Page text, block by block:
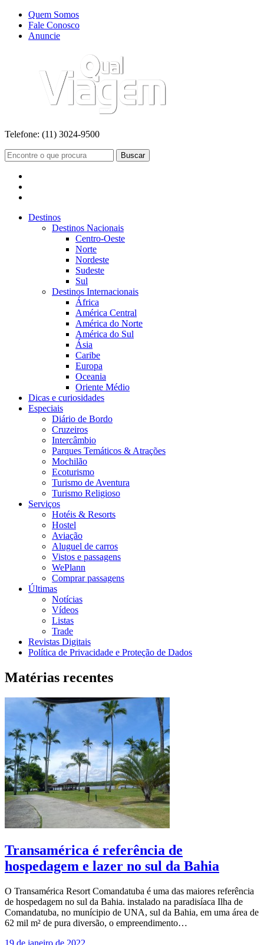
Quem Somos
Fale Conosco
Anuncie
Telefone: (11) 3024-9500
Buscar
Destinos
Destinos Nacionais
Centro-Oeste
Norte
Nordeste
Sudeste
Sul
Destinos Internacionais
África
América Central
América do Norte
América do Sul
Ásia
Caribe
Europa
Oceania
Oriente Médio
Dicas e curiosidades
Especiais
Diário de Bordo
Cruzeiros
Intercâmbio
Parques Temáticos & Atrações
Mochilão
Ecoturismo
Turismo de Aventura
Turismo Religioso
Serviços
Hotéis & Resorts
Hostel
Aviação
Aluguel de carros
Vistos e passagens
WePlann
Comprar passagens
Últimas
Notícias
Vídeos
Listas
Trade
Revistas Digitais
Política de Privacidade e Proteção de Dados
Matérias recentes
Transamérica é referência de
hospedagem e lazer no sul da Bahia
O Transamérica Resort Comandatuba é uma das maiores referência
de hospedagem no sul da Bahia. instalado na paradisíaca Ilha de
Comandatuba, no munícipio de UNA, sul da Bahia, em uma área de
62 mil m² de pura diversão, o empreendimento…
19 de janeiro de 2022